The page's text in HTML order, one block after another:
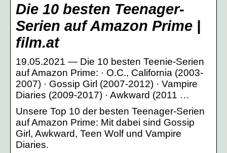
Die 10 besten Teenager-
Serien auf Amazon Prime |
film.at
19.05.2021 — Die 10 besten Teenie-Serien
auf Amazon Prime: · O.C., California (2003-
2007) · Gossip Girl (2007-2012) · Vampire
Diaries (2009-2017) · Awkward (2011 …
Unsere Top 10 der besten Teenager-Serien
auf Amazon Prime: Mit dabei sind Gossip
Girl, Awkward, Teen Wolf und Vampire
Diaries.